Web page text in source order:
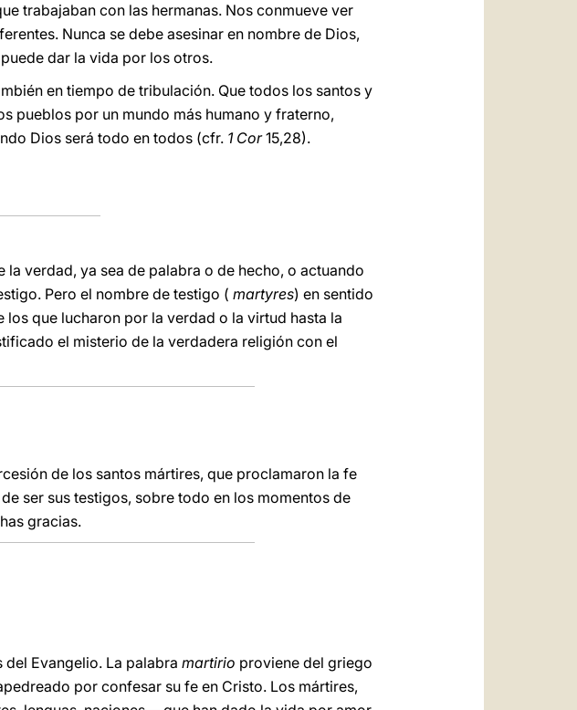
trabajaban con las hermanas. Nos conmueve ver
Nunca se debe asesinar en nombre de Dios,
dar la vida por los otros.
en tiempo de tribulación. Que todos los santos y
pueblos por un mundo más humano y fraterno,
Dios será todo en todos (cfr. 1 Cor15,28).
la verdad, ya sea de palabra o de hecho, o actuando
Pero el nombre de testigo ( martyres) en sentido
que lucharon por la verdad o la virtud hasta la
el misterio de la verdadera religión con el
de los santos mártires, que proclamaron la fe
ser sus testigos, sobre todo en los momentos de
gracias.
Evangelio. La palabra martirio proviene del griego
por confesar su fe en Cristo. Los mártires,